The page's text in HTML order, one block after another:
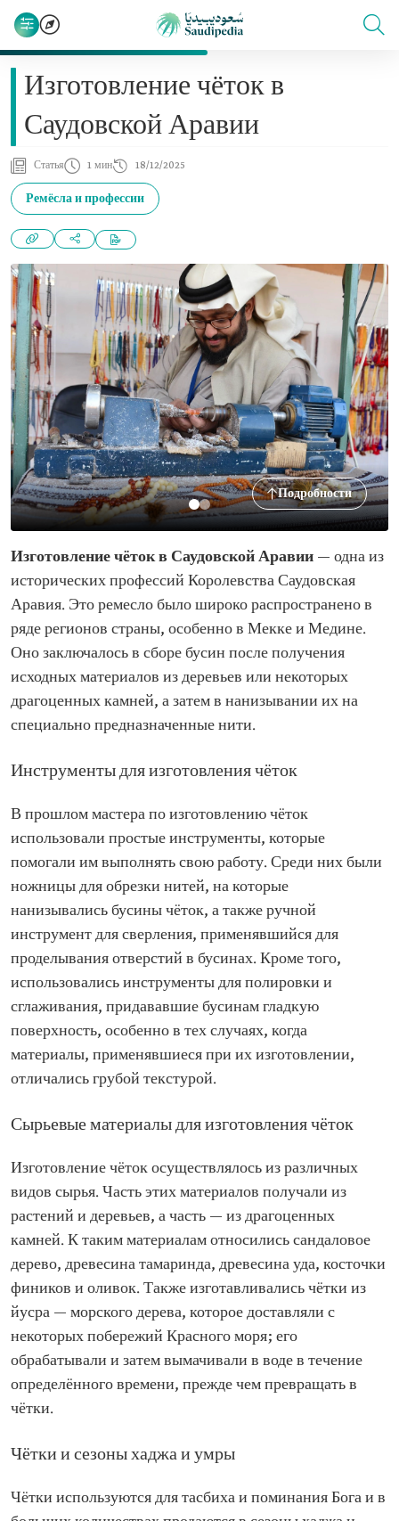
Изготовление чёток в
Саудовской Аравии
Статья 1 мин 18/12/2025
Ремёсла и профессии
Подробности
Изготовление чёток в Саудовской Аравии — одна из
исторических профессий Королевства Саудовская
Аравия. Это ремесло было широко распространено в
ряде регионов страны, особенно в Мекке и Медине.
Оно заключалось в сборе бусин после получения
исходных материалов из деревьев или некоторых
драгоценных камней, а затем в нанизывании их на
специально предназначенные нити.
Инструменты для изготовления чёток
В прошлом мастера по изготовлению чёток
использовали простые инструменты, которые
помогали им выполнять свою работу. Среди них были
ножницы для обрезки нитей, на которые
нанизывались бусины чёток, а также ручной
инструмент для сверления, применявшийся для
проделывания отверстий в бусинах. Кроме того,
использовались инструменты для полировки и
сглаживания, придававшие бусинам гладкую
поверхность, особенно в тех случаях, когда
материалы, применявшиеся при их изготовлении,
отличались грубой текстурой.
Сырьевые материалы для изготовления чёток
Изготовление чёток осуществлялось из различных
видов сырья. Часть этих материалов получали из
растений и деревьев, а часть — из драгоценных
камней. К таким материалам относились сандаловое
дерево, древесина тамаринда, древесина уда, косточки
фиников и оливок. Также изготавливались чётки из
йусра — морского дерева, которое доставляли с
некоторых побережий Красного моря; его
обрабатывали и затем вымачивали в воде в течение
определённого времени, прежде чем превращать в
чётки.
Чётки и сезоны хаджа и умры
Чётки используются для тасбиха и поминания Бога и в